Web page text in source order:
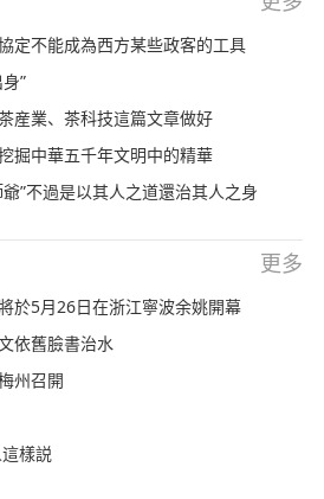
定不能成為西方某些政客的工具
”
産業、茶科技這篇文章做好
掘中華五千年文明中的精華
”不過是以其人之道還治其人之身
更多
於5月26日在浙江寧波余姚開幕
依舊臉書治水
州召開
樣説